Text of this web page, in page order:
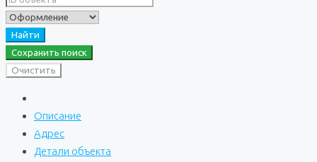
Найти
Сохранить поиск
Очистить
Описание
Адрес
Детали объекта